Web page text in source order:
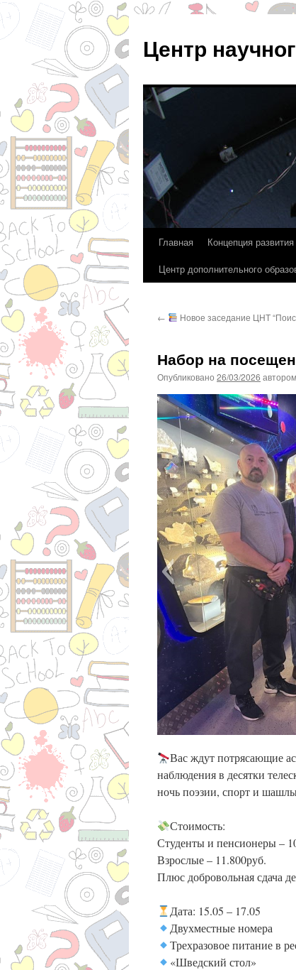
Центр
Перейти
Главная Концепция
Центр дополнительного
← Новое заседание ЦНТ
Набор на
Опубликовано 26/03/2026 автором
Вас ждут потрясающие
наблюдения в десятки
ночь поэзии, спорт и
Стоимость:
Студенты и пенсионеры –
Взрослые – 11.800руб.
Плюс добровольная сдача
Дата: 15.05 – 17.05
Двухместные номера
Трехразовое питание в
«Шведский стол»